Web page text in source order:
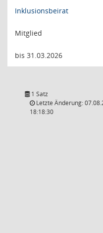
Inklusionsbeirat
Mitglied
bis 31.03.2026
1 Satz
Letzte Änderung:
18:18:30